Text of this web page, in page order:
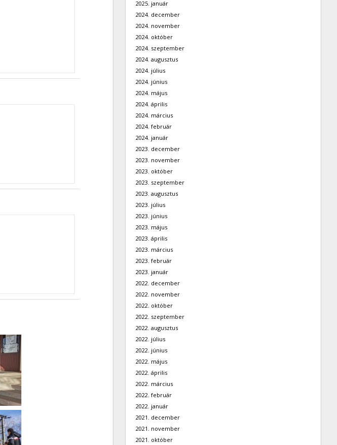
2025. január
2024. december
2024. november
2024. október
2024. szeptember
2024. augusztus
2024. július
2024. június
2024. május
2024. április
2024. március
2024. február
2024. január
2023. december
2023. november
2023. október
2023. szeptember
2023. augusztus
2023. július
2023. június
2023. május
2023. április
2023. március
2023. február
2023. január
2022. december
2022. november
2022. október
2022. szeptember
2022. augusztus
2022. július
2022. június
2022. május
2022. április
2022. március
2022. február
2022. január
2021. december
2021. november
2021. október